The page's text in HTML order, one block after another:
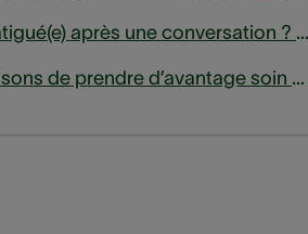
Vous êtes fatigué(e) après une conversation ? Ce n’est peut-être pas la faute de votre interlocuteur…
6 bonnes raisons de prendre d’avantage soin de vos oreilles en 2023